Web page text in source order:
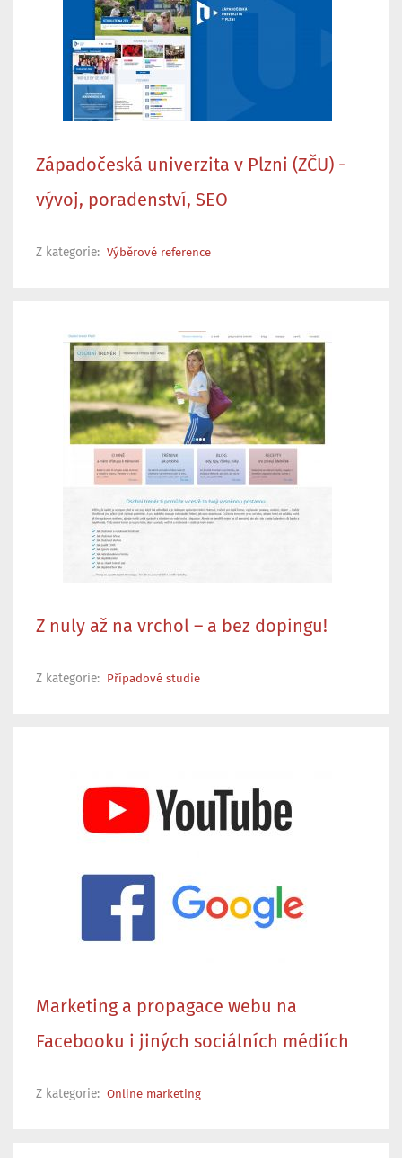
Západočeská univerzita v Plzni (ZČU) -
vývoj, poradenství, SEO
Z kategorie: Výběrové reference
Z nuly až na vrchol – a bez dopingu!
Z kategorie: Případové studie
Marketing a propagace webu na
Facebooku i jiných sociálních médiích
Z kategorie: Online marketing